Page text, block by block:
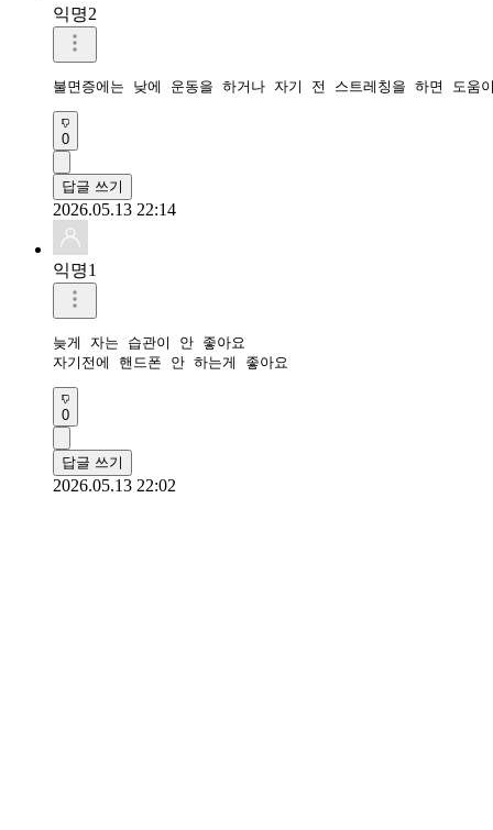
익명2
불면증에는 낮에 운동을 하거나 자기 전 스트레칭을 하면 도움
0
답글 쓰기
2026.05.13 22:14
익명1
늦게 자는 습관이 안 좋아요
자기전에 핸드폰 안 하는게 좋아요
0
답글 쓰기
2026.05.13 22:02